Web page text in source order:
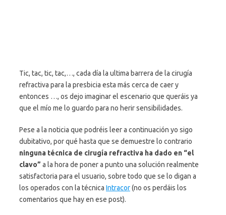
Tic, tac, tic, tac,…, cada día la ultima barrera de la cirugía
refractiva para la presbicia esta más cerca de caer y
entonces …, os dejo imaginar el escenario que queráis ya
que el mío me lo guardo para no herir sensibilidades.
Pese a la noticia que podréis leer a continuación yo sigo
dubitativo, por qué hasta que se demuestre lo contrario
ninguna técnica de cirugía refractiva ha dado en “el
clavo” a la hora de poner a punto una solución realmente
satisfactoria para el usuario, sobre todo que se lo digan a
los operados con la técnica Intracor(no os perdáis los
comentarios que hay en ese post).